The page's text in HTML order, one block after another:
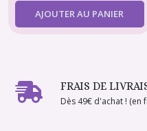
AJOUTER AU PANIER
FRAIS DE
Dès 49€ d'achat ! (en